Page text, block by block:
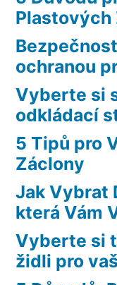
Plastových
ochranou
Vyberte si
odkládací
5 Tipů pro
Záclony
Jak Vybrat
která Vám
Vyberte si
židli pro